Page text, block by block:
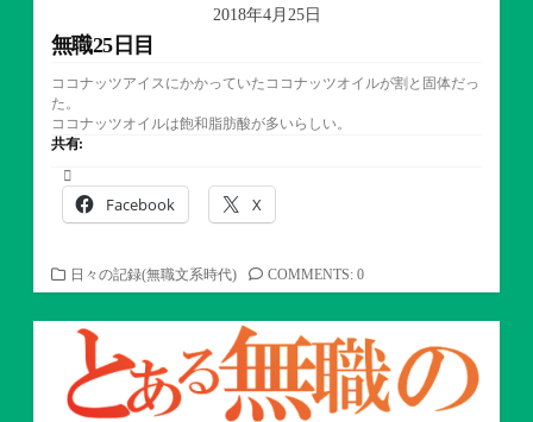
2018年4月25日
無職25日目
ココナッツアイスにかかっていたココナッツオイルが割と固体だっ
た。
ココナッツオイルは飽和脂肪酸が多いらしい。
共有:
Facebook X
カ
テ
ゴ
日々の記録(無職文系時代) COMMENTS: 0